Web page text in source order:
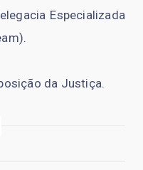
Especializada
da Justiça.